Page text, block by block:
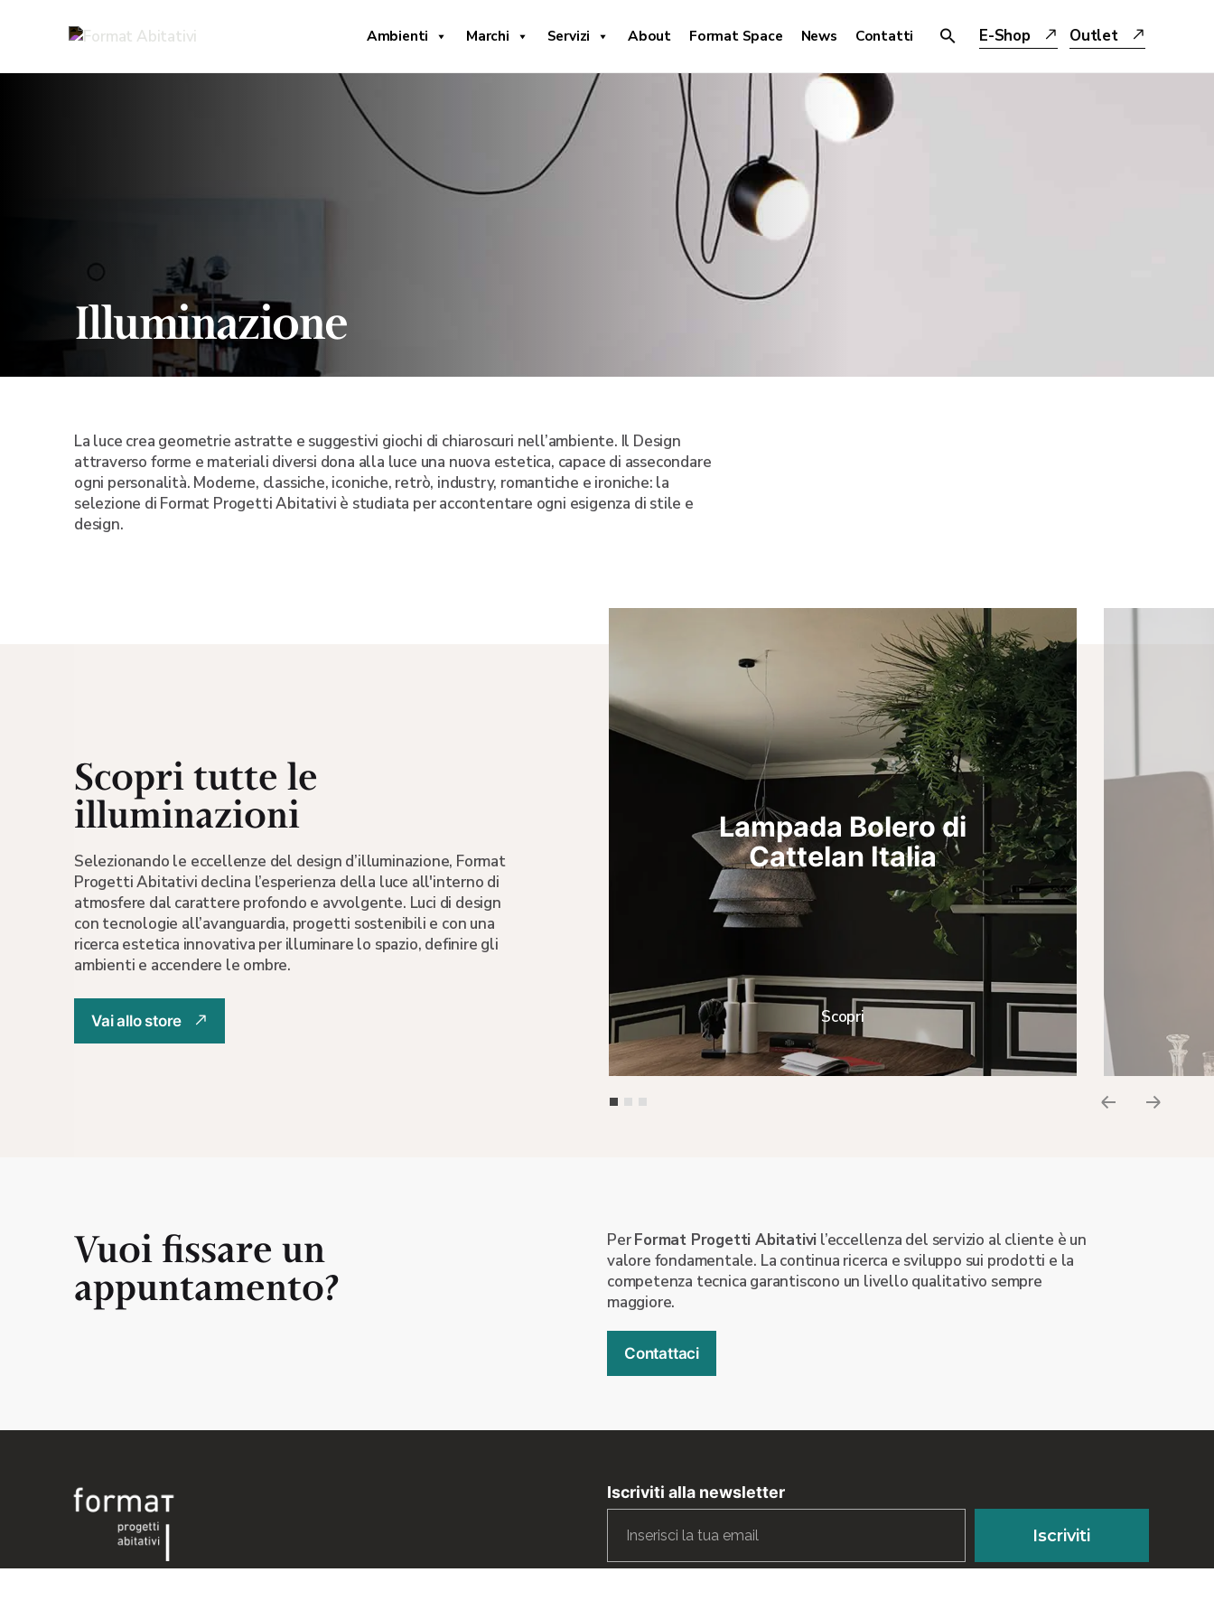
Ambienti Marchi Servizi About Format Space News Contatti E-Shop Outlet
Illuminazione
La luce crea geometrie astratte e suggestivi giochi di chiaroscuri nell’ambiente. Il Design
attraverso forme e materiali diversi dona alla luce una nuova estetica, capace di assecondare
ogni personalità. Moderne, classiche, iconiche, retrò, industry, romantiche e ironiche: la
selezione di Format Progetti Abitativi è studiata per accontentare ogni esigenza di stile e
design.
Scopri tutte le
illuminazioni
Selezionando le eccellenze del design d’illuminazione, Format
Progetti Abitativi declina l’esperienza della luce all'interno di
atmosfere dal carattere profondo e avvolgente. Luci di design
con tecnologie all’avanguardia, progetti sostenibili e con una
ricerca estetica innovativa per illuminare lo spazio, definire gli
ambienti e accendere le ombre.
Vai allo store
Lampada Byblos di
Cattelan Italia
Lampada Bolero di
Cattelan Italia
Scopri
Vuoi fissare un
appuntamento?
PerFormat Progetti Abitativi l’eccellenza del servizio al cliente è un
valore fondamentale. La continua ricerca e sviluppo sui prodotti e la
competenza tecnica garantiscono un livello qualitativo sempre
maggiore.
Contattaci
Iscriviti alla newsletter
Iscriviti